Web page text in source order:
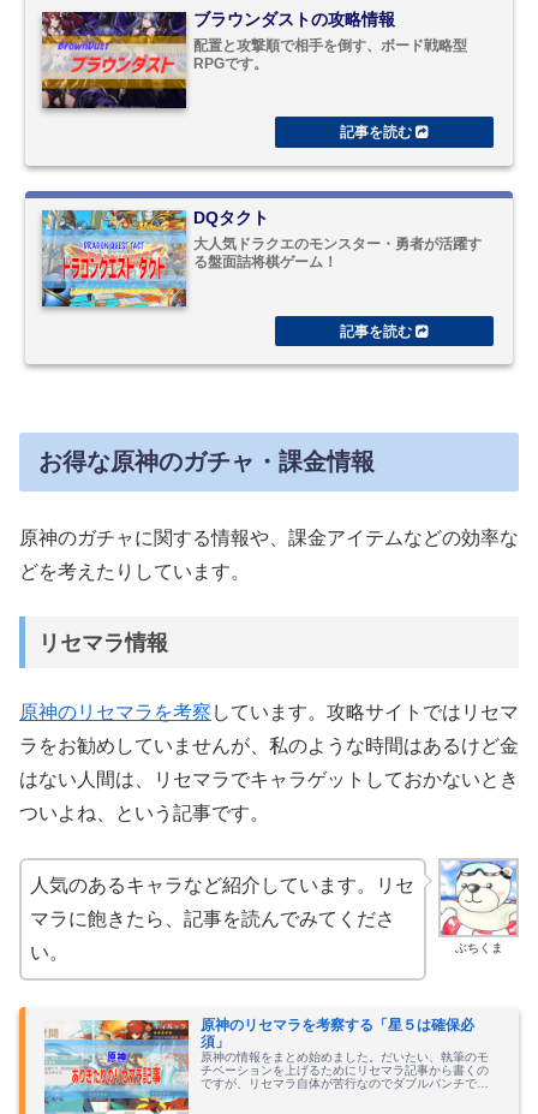
ブラウンダストの攻略情報
配置と攻撃順で相手を倒す、ボード戦略型
RPGです。
DQタクト
大人気ドラクエのモンスター・勇者が活躍す
る盤面詰将棋ゲーム！
お得な原神のガチャ・課金情報
原神のガチャに関する情報や、課金アイテムなどの効率な
どを考えたりしています。
リセマラ情報
原神のリセマラを考察 しています。攻略サイトではリセマ
ラをお勧めしていませんが、私のような時間はあるけど金
はない人間は、リセマラでキャラゲットしておかないとき
ついよね、という記事です。
ぶちくま
人気のあるキャラなど紹介しています。リセ
マラに飽きたら、記事を読んでみてくださ
い。
原神のリセマラを考察する「星５は確保必
須」
原神の情報をまとめ始めました。だいたい、執筆のモ
チベーションを上げるためにリセマラ記事から書くの
ですが、リセマラ自体が苦行なのでダブルパンチで昇